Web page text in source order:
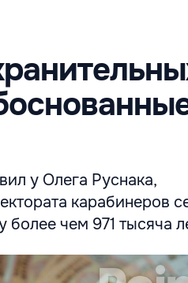
у Олега Руснака,
карабинеров
чем 971 тысяча